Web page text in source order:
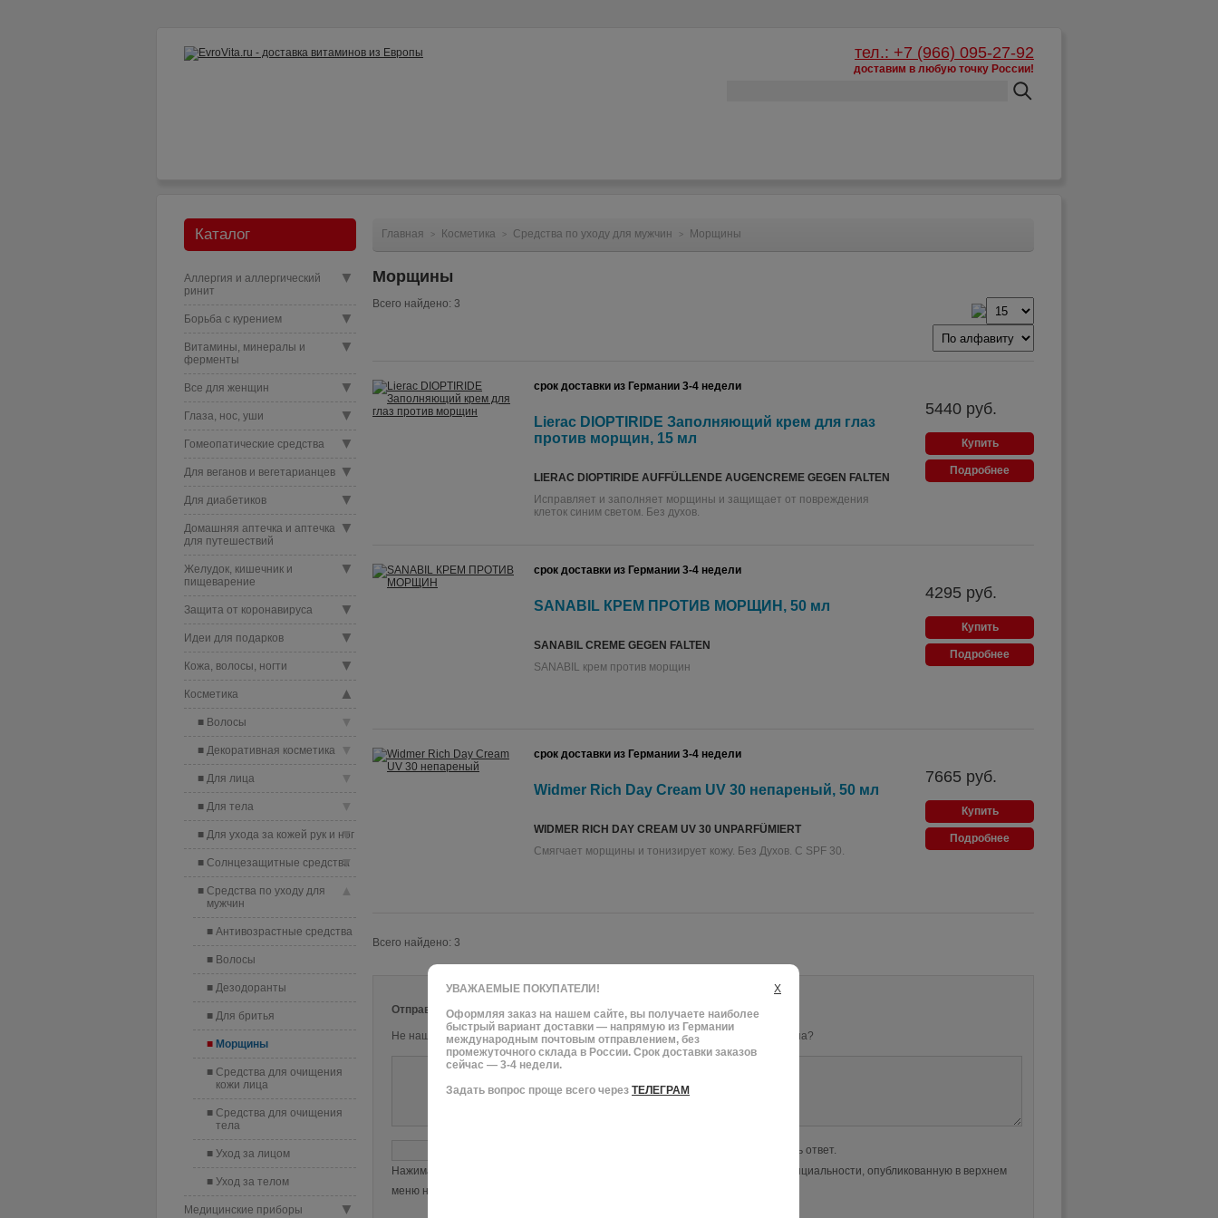
тел.: +7 (966) 095-27-92
доставим в любую точку России!
X
УВАЖАЕМЫЕ ПОКУПАТЕЛИ!
Оформляя заказ на нашем сайте, вы получаете наиболее
быстрый вариант доставки — напрямую из Германии
международным почтовым отправлением, без
промежуточного склада в России. Срок доставки заказов
сейчас — 3-4 недели.
Задать вопрос проще всего через ТЕЛЕГРАМ
Главная > Косметика > Средства по уходу для мужчин > Морщины
Морщины
Всего найдено: 3
срок доставки из Германии 3-4 недели
Lierac DIOPTIRIDE Заполняющий крем для глаз
против морщин, 15 мл
LIERAC DIOPTIRIDE AUFFÜLLENDE AUGENCREME GEGEN FALTEN
Исправляет и заполняет морщины и защищает от повреждения
клеток синим светом. Без духов.
5440 руб.
Купить
Подробнее
срок доставки из Германии 3-4 недели
SANABIL КРЕМ ПРОТИВ МОРЩИН, 50 мл
SANABIL CREME GEGEN FALTEN
SANABIL крем против морщин
4295 руб.
Купить
Подробнее
срок доставки из Германии 3-4 недели
Widmer Rich Day Cream UV 30 непареный, 50 мл
WIDMER RICH DAY CREAM UV 30 UNPARFÜMIERT
Смягчает морщины и тонизирует кожу. Без Духов. С SPF 30.
7665 руб.
Купить
Подробнее
Всего найдено: 3
Отправить сообщение администрации магазина:
Не нашли нужный товар? Заметили ошибку? Есть идеи по улучшению магазина?
- оставьте e-mail, если хотите получить ответ.
Нажимая кнопку «Отправить сообщение», Вы принимаете Политику конфиденциальности, опубликованную в верхнем
меню нашего сайта.
Каталог
▼
Аллергия и аллергический
ринит
▼
Борьба с курением
▼
Витамины, минералы и
ферменты
▼
Все для женщин
▼
Глаза, нос, уши
▼
Гомеопатические средства
▼
Для веганов и вегетарианцев
▼
Для диабетиков
▼
Домашняя аптечка и аптечка
для путешествий
▼
Желудок, кишечник и
пищеварение
▼
Защита от коронавируса
▼
Идеи для подарков
▼
Кожа, волосы, ногти
▲
Косметика
▼
Волосы
▼
Декоративная косметика
▼
Для лица
▼
Для тела
▼
Для ухода за кожей рук и ног
▼
Солнцезащитные средства
▲
Средства по уходу для
мужчин
Антивозрастные средства
Волосы
Дезодоранты
Для бритья
Морщины
Средства для очищения
кожи лица
Средства для очищения
тела
Уход за лицом
Уход за телом
▼
Медицинские приборы